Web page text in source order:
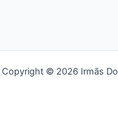
Copyright © 2026 Irmãs